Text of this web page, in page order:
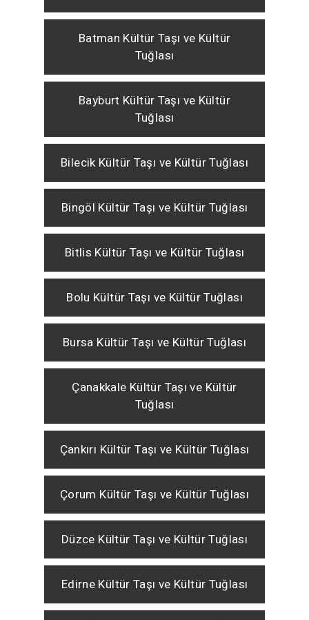
Batman Kültür Taşı ve Kültür
Tuğlası
Bayburt Kültür Taşı ve Kültür
Tuğlası
Bilecik Kültür Taşı ve Kültür Tuğlası
Bingöl Kültür Taşı ve Kültür Tuğlası
Bitlis Kültür Taşı ve Kültür Tuğlası
Bolu Kültür Taşı ve Kültür Tuğlası
Bursa Kültür Taşı ve Kültür Tuğlası
Çanakkale Kültür Taşı ve Kültür
Tuğlası
Çankırı Kültür Taşı ve Kültür Tuğlası
Çorum Kültür Taşı ve Kültür Tuğlası
Düzce Kültür Taşı ve Kültür Tuğlası
Edirne Kültür Taşı ve Kültür Tuğlası